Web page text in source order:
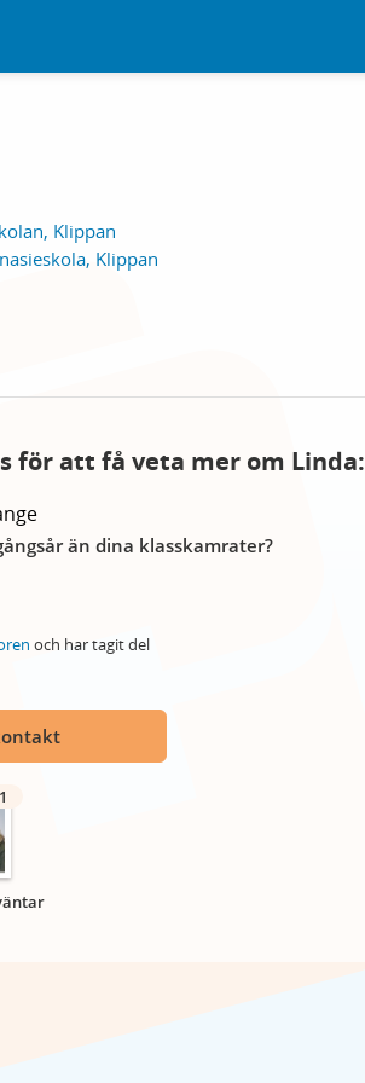
Klippan
Klippan
för att få veta mer om Linda:
än dina klasskamrater?
och har tagit del
1